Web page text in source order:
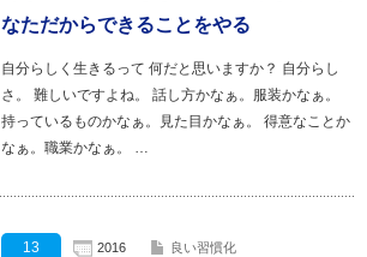
なただからできることをやる
自分らしく生きるって 何だと思いますか？ 自分らし
さ。 難しいですよね。 話し方かなぁ。服装かなぁ。
持っているものかなぁ。見た目かなぁ。 得意なことか
なぁ。職業かなぁ。 …
13
2016 良い習慣化